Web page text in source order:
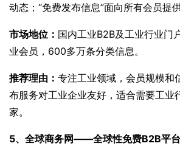
动态；“免费发布信息”面向所有会员提
市场地位： 国内工业B2B及工业行业门
业会员，600多万条分类信息。
推荐理由： 专注工业领域，会员规模和
布服务对工业企业友好，适合需要工业
家。
5、全球商务网——全球性免费B2B平台